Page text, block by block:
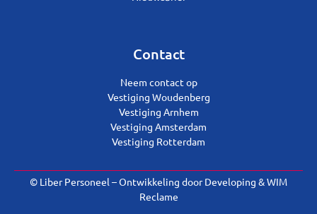
Contact
Neem contact op
Vestiging Woudenberg
Vestiging Arnhem
Vestiging Amsterdam
Vestiging Rotterdam
© Liber Personeel – Ontwikkeling doorDeveloping &WIM
Reclame